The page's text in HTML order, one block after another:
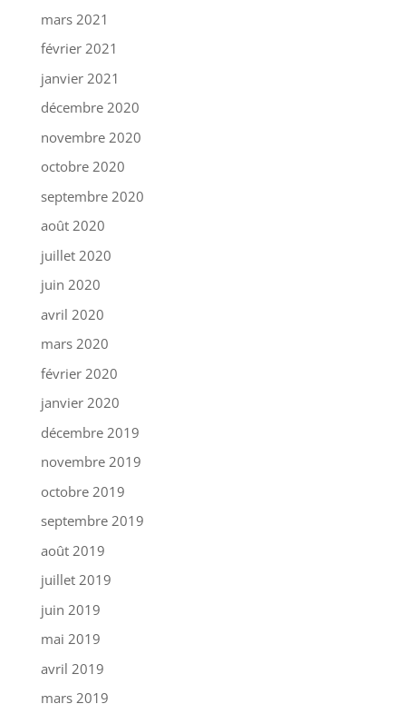
mars 2021
février 2021
janvier 2021
décembre 2020
novembre 2020
octobre 2020
septembre 2020
août 2020
juillet 2020
juin 2020
avril 2020
mars 2020
février 2020
janvier 2020
décembre 2019
novembre 2019
octobre 2019
septembre 2019
août 2019
juillet 2019
juin 2019
mai 2019
avril 2019
mars 2019